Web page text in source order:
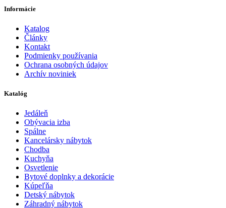
Informácie
Katalog
Články
Kontakt
Podmienky používania
Ochrana osobných údajov
Archív noviniek
Katalóg
Jedáleň
Obývacia izba
Spálne
Kancelársky nábytok
Chodba
Kuchyňa
Osvetlenie
Bytové doplnky a dekorácie
Kúpeľňa
Detský nábytok
Záhradný nábytok